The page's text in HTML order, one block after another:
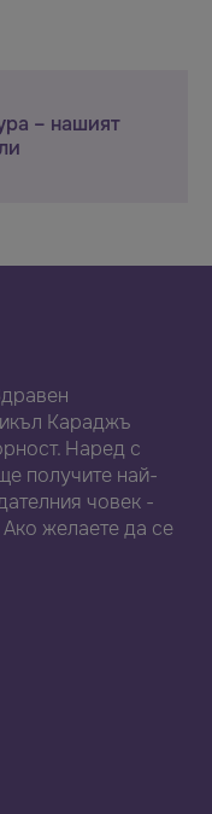
– нашият
Караджъ
Наред с
получите най-
човек -
желаете да се